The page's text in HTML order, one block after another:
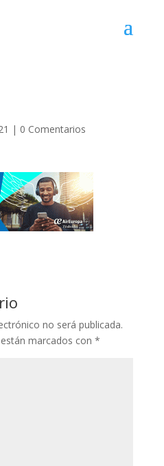
| 0 Comentarios
no será publicada.
marcados con *